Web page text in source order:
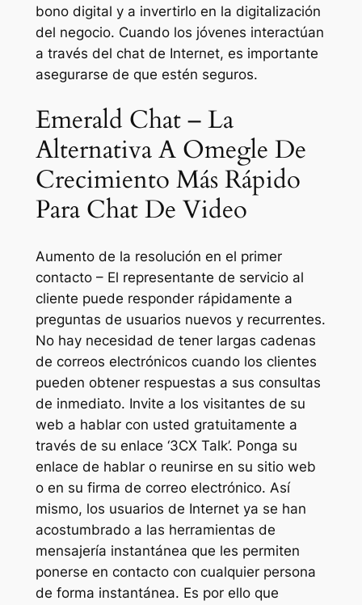
bono digital y a invertirlo en la digitalización
del negocio. Cuando los jóvenes interactúan
a través del chat de Internet, es importante
asegurarse de que estén seguros.
Emerald Chat – La
Alternativa A Omegle De
Crecimiento Más Rápido
Para Chat De Video
Aumento de la resolución en el primer
contacto – El representante de servicio al
cliente puede responder rápidamente a
preguntas de usuarios nuevos y recurrentes.
No hay necesidad de tener largas cadenas
de correos electrónicos cuando los clientes
pueden obtener respuestas a sus consultas
de inmediato. Invite a los visitantes de su
web a hablar con usted gratuitamente a
través de su enlace ‘3CX Talk’. Ponga su
enlace de hablar o reunirse en su sitio web
o en su firma de correo electrónico. Así
mismo, los usuarios de Internet ya se han
acostumbrado a las herramientas de
mensajería instantánea que les permiten
ponerse en contacto con cualquier persona
de forma instantánea. Es por ello que